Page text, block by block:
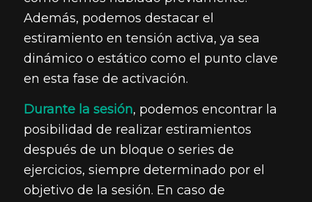
Además, podemos destacar el
estiramiento en tensión activa, ya sea
dinámico o estático como el punto clave
en esta fase de activación.
Durante la sesión, podemos encontrar la
posibilidad de realizar estiramientos
después de un bloque o series de
ejercicios, siempre determinado por el
objetivo de la sesión. En caso de